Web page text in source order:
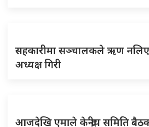
सहकारीमा सञ्चालकले ऋण
अध्यक्ष गिरी
आजदेखि एमाले केन्द्रीय समिति